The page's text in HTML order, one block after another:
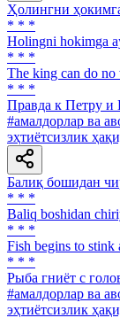
Ҳолингни
* * *
Holingni hokimga
* * *
The king can do no
* * *
Правда к Петру и
#амалдорлар ва
эҳтиётсизлик
Балиқ бошидан
* * *
Baliq boshidan
* * *
Fish begins to stink
* * *
Рыба гниёт с
#амалдорлар ва
эҳтиётсизлик